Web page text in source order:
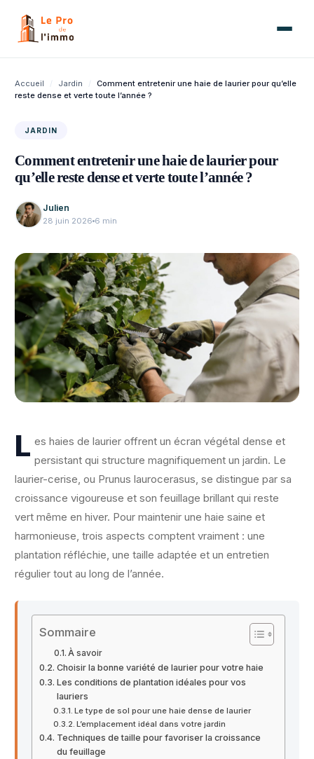
contenu
Accueil / Jardin /
Comment entretenir une haie de laurier pour qu’elle
reste dense et verte toute l’année ?
JARDIN
Comment entretenir une haie de laurier pour
qu’elle reste dense et verte toute l’année ?
Julien
28 juin 2026 6 min
L es haies de laurier offrent un écran végétal dense et
persistant qui structure magnifiquement un jardin. Le
laurier-cerise, ou Prunus laurocerasus, se distingue par sa
croissance vigoureuse et son feuillage brillant qui reste
vert même en hiver. Pour maintenir une haie saine et
harmonieuse, trois aspects comptent vraiment : une
plantation réfléchie, une taille adaptée et un entretien
régulier tout au long de l’année.
Sommaire
À savoir
Choisir la bonne variété de laurier pour votre haie
Les conditions de plantation idéales pour vos
lauriers
Le type de sol pour une haie dense de laurier
L’emplacement idéal dans votre jardin
Techniques de taille pour favoriser la croissance
du feuillage